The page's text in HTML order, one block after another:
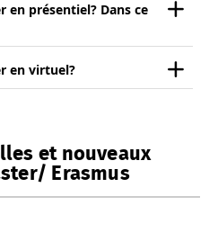
en présentiel? Dans ce
en virtuel?
et nouveaux
Erasmus